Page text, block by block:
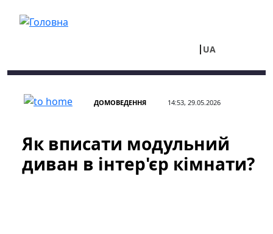
UA
ДОМОВЕДЕННЯ 14:53, 29.05.2026
Як вписати модульний
диван в інтер'єр кімнати?